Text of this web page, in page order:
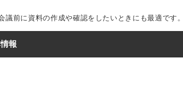
前に資料の作成や確認をしたいときにも最適です
報